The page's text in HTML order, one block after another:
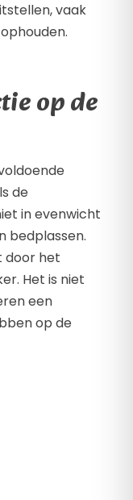
vaak
op de
de
in evenwicht
bedplassen.
door het
Het is niet
een
op de